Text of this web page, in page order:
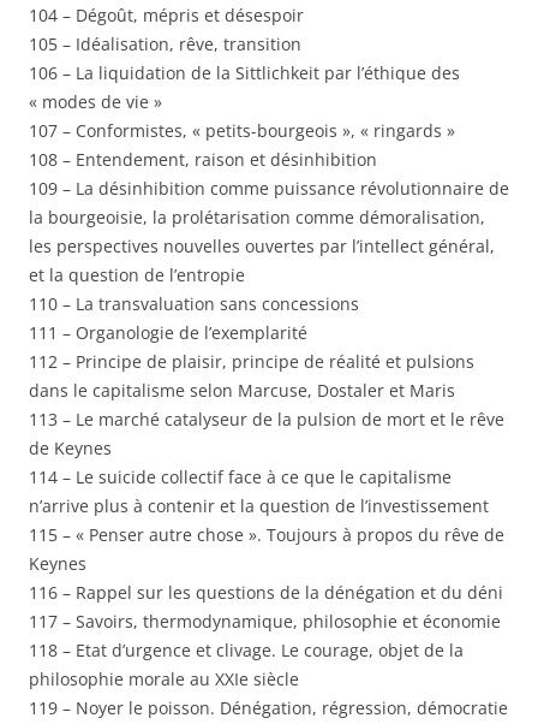
104 – Dégoût, mépris et désespoir
105 – Idéalisation, rêve, transition
106 – La liquidation de la Sittlichkeit par l’éthique des
« modes de vie »
107 – Conformistes, « petits-bourgeois », « ringards »
108 – Entendement, raison et désinhibition
109 – La désinhibition comme puissance révolutionnaire de
la bourgeoisie, la prolétarisation comme démoralisation,
les perspectives nouvelles ouvertes par l’intellect général,
et la question de l’entropie
110 – La transvaluation sans concessions
111 – Organologie de l’exemplarité
112 – Principe de plaisir, principe de réalité et pulsions
dans le capitalisme selon Marcuse, Dostaler et Maris
113 – Le marché catalyseur de la pulsion de mort et le rêve
de Keynes
114 – Le suicide collectif face à ce que le capitalisme
n’arrive plus à contenir et la question de l’investissement
115 – « Penser autre chose ». Toujours à propos du rêve de
Keynes
116 – Rappel sur les questions de la dénégation et du déni
117 – Savoirs, thermodynamique, philosophie et économie
118 – Etat d’urgence et clivage. Le courage, objet de la
philosophie morale au XXIe siècle
119 – Noyer le poisson. Dénégation, régression, démocratie